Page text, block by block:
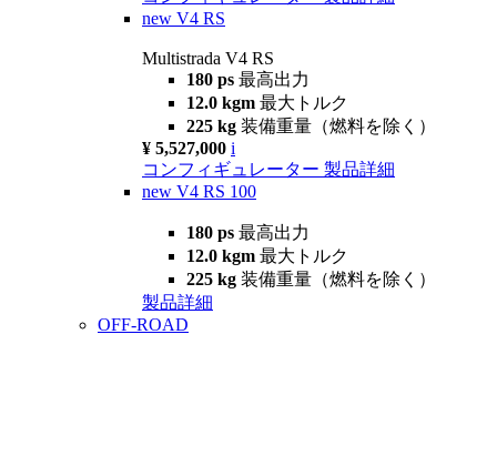
new V4 RS
Multistrada V4 RS
180 ps 最高出力
12.0 kgm 最大トルク
225 kg 装備重量（燃料を除く）
¥ 5,527,000 i
コンフィギュレーター 製品詳細
new V4 RS 100
180 ps 最高出力
12.0 kgm 最大トルク
225 kg 装備重量（燃料を除く）
製品詳細
OFF-ROAD